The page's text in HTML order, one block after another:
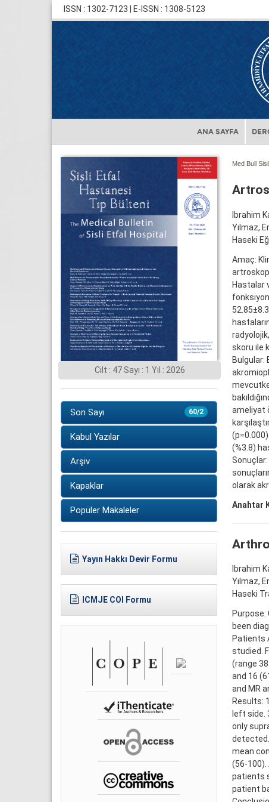
ISSN : 1302-7123 | E-ISSN : 1308-5123
ANA SAYFA
Cilt : 47 Sayı : 1 Yıl : 2026
60/2
Son Sayı
Kabul Yazılar
Arşiv
Kapaklar
Popüler Makaleler
Yayın Hakkı Devir Formu
ICMJE COI Formu
Med Bull
Ibrahim
Yılmaz,
Haseki
Amaç:
Hastalar
skoru ile
Bulgular:
ameliyat
(%3.8)
olarak
Anahtar
Ibrahim
Yılmaz,
Haseki
been
Patients
studied.
(range
and 16
and MR
Results:
left side.
only
mean
(56-
patients
patient